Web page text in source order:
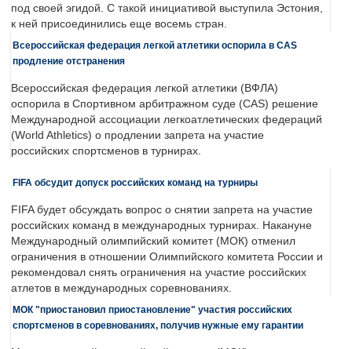
под своей эгидой. С такой инициативой выступила Эстония,
к ней присоединились еще восемь стран.
Всероссийская федерация легкой атлетики оспорила в CAS
продление отстранения
Всероссийская федерация легкой атлетики (ВФЛА)
оспорила в Спортивном арбитражном суде (CAS) решение
Международной ассоциации легкоатлетических федераций
(World Athletics) о продлении запрета на участие
российских спортсменов в турнирах.
FIFA обсудит допуск российских команд на турниры
FIFA будет обсуждать вопрос о снятии запрета на участие
российских команд в международных турнирах. Накануне
Международный олимпийский комитет (МОК) отменил
ограничения в отношении Олимпийского комитета России и
рекомендовал снять ограничения на участие российских
атлетов в международных соревнованиях.
МОК "приостановил приостановление" участия российских
спортсменов в соревнованиях, получив нужные ему гарантии